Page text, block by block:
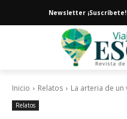
Newsletter ¡Suscríbete!
Inicio Relatos La arteria de un
Relatos